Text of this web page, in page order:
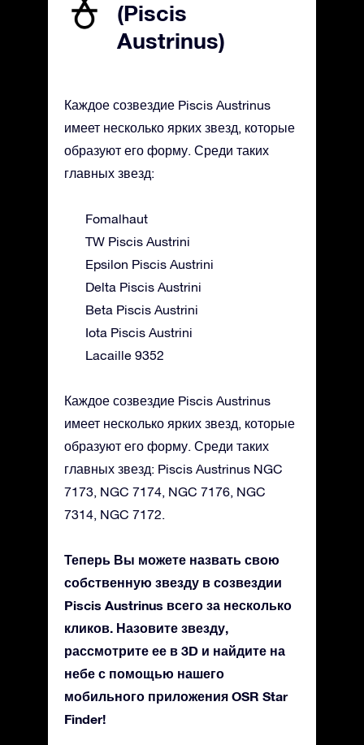
(Piscis
Austrinus)
Каждое созвездие Piscis Austrinus
имеет несколько ярких звезд, которые
образуют его форму. Среди таких
главных звезд:
Fomalhaut
TW Piscis Austrini
Epsilon Piscis Austrini
Delta Piscis Austrini
Beta Piscis Austrini
Iota Piscis Austrini
Lacaille 9352
Каждое созвездие Piscis Austrinus
имеет несколько ярких звезд, которые
образуют его форму. Среди таких
главных звезд: Piscis Austrinus NGC
7173, NGC 7174, NGC 7176, NGC
7314, NGC 7172.
Теперь Вы можете назвать свою
собственную звезду в созвездии
Piscis Austrinus всего за несколько
кликов. Назовите звезду,
рассмотрите ее в 3D и найдите на
небе с помощью нашего
мобильного приложения OSR Star
Finder!